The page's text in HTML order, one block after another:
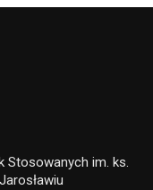
Stosowanych im. ks.